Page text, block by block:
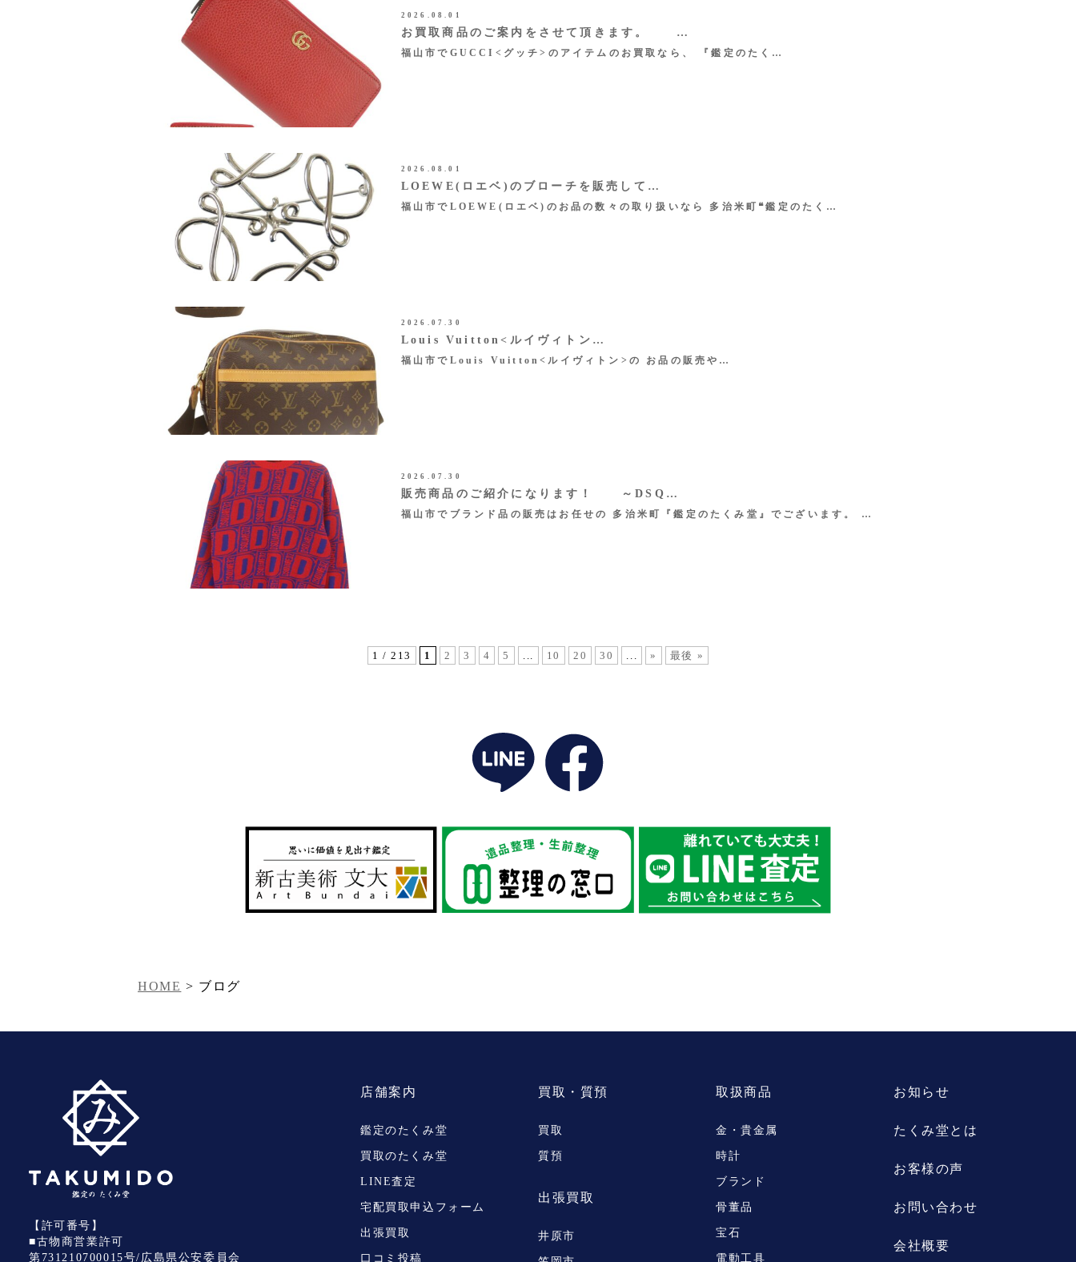
2026.08.01
お買取商品のご案内をさせて頂きます。 …
福山市でGUCCI<グッチ>のアイテムのお買取なら、 『鑑定のたく…
2026.08.01
LOEWE(ロエベ)のブローチを販売して…
福山市でLOEWE(ロエベ)のお品の数々の取り扱いなら 多治米町❝鑑定のたく…
2026.07.30
Louis Vuitton<ルイヴィトン…
福山市でLouis Vuitton<ルイヴィトン>の お品の販売や…
2026.07.30
販売商品のご紹介になります！ ～DSQ…
福山市でブランド品の販売はお任せの 多治米町『鑑定のたくみ堂』でございます。 …
1 / 213 1 2 3 4 5 10 20 30 » 最後 »
HOME > ブログ
【許可番号】
■古物商営業許可
第731210700015号/広島県公安委員会
店舗案内
鑑定のたくみ堂
買取のたくみ堂
LINE査定
宅配買取申込フォーム
出張買取
口コミ投稿
買取・質預
買取
質預
出張買取
井原市
取扱商品
金・貴金属
時計
ブランド
骨董品
宝石
電動工具
お知らせ
たくみ堂とは
お客様の声
お問い合わせ
会社概要